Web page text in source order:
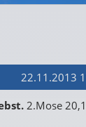
22.11.2013
2.Mose